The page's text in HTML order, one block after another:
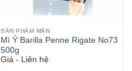
SẢN PHẨM MẶN
Mì Ý Barilla Penne Rigate No73
500g
Giá - Liên hệ